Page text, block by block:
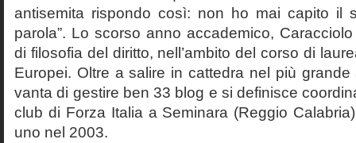
antisemita rispondo così: non ho mai capito il
parola”. Lo scorso anno accademico,
di filosofia del diritto, nell’ambito del corso di
Europei. Oltre a salire in cattedra nel più grande
vanta di gestire ben 33 blog e si definisce
club di Forza Italia a Seminara (Reggio
uno nel 2003.